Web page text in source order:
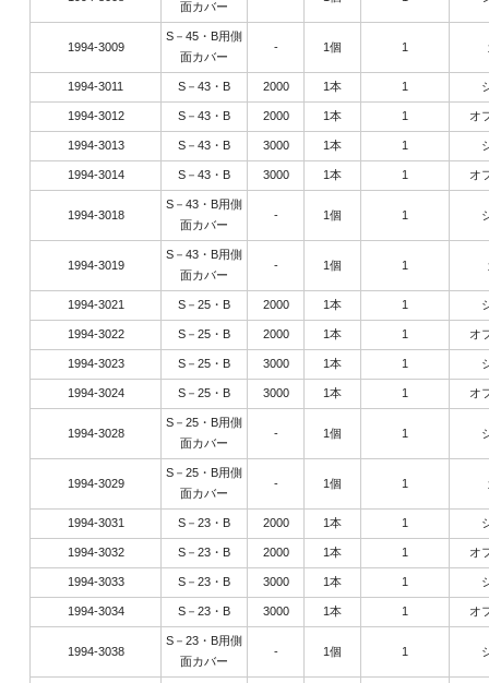
面カバー
1994-3009
S－45・B用側
面カバー
1994-3011 S－43・B
1994-3012 S－43・B
1994-3013 S－43・B
1994-3014 S－43・B
1994-3018
S－43・B用側
面カバー
1994-3019
S－43・B用側
面カバー
1994-3021 S－25・B
1994-3022 S－25・B
1994-3023 S－25・B
1994-3024 S－25・B
1994-3028
S－25・B用側
面カバー
1994-3029
S－25・B用側
面カバー
1994-3031 S－23・B
1994-3032 S－23・B
1994-3033 S－23・B
1994-3034 S－23・B
1994-3038
S－23・B用側
面カバー
- 1個 1
2000 1本 1
2000 1本 1 オ
3000 1本 1
3000 1本 1 オ
- 1個 1
- 1個 1
2000 1本 1
2000 1本 1 オ
3000 1本 1
3000 1本 1 オ
- 1個 1
- 1個 1
2000 1本 1
2000 1本 1 オ
3000 1本 1
3000 1本 1 オ
- 1個 1